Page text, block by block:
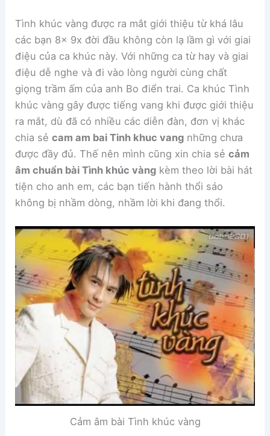
Tình khúc vàng được ra mắt giới thiệu từ khá lâu
các bạn 8x 9x đời đầu không còn lạ lầm gì với giai
điệu của ca khúc này. Với những ca từ hay và giai
điệu dễ nghe và đi vào lòng người cùng chất
giọng trầm ấm của anh Bo điển trai. Ca khúc Tình
khúc vàng gây được tiếng vang khi được giới thiệu
ra mắt, dù đã có nhiều các diễn đàn, đơn vị khác
chia sẻcam am bai Tinh khuc vang những chưa
được đầy đủ. Thế nên mình cũng xin chia sẻcảm
âm chuẩn bài Tình khúc vàng kèm theo lời bài hát
tiện cho anh em, các bạn tiến hành thổi sáo
không bị nhầm dòng, nhầm lời khi đang thổi.
Cảm âm bài Tình khúc vàng